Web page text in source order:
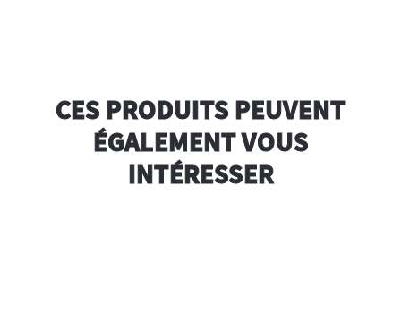
CES PRODUITS PEUVENT
ÉGALEMENT VOUS
INTÉRESSER